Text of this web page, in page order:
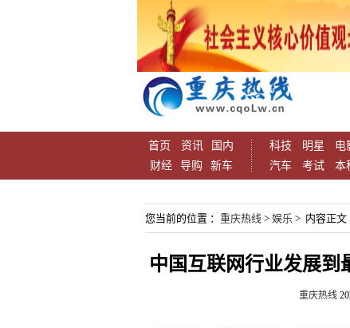
首页 资讯
国内
财经
导购 新车
科技 明星
电
汽车
考试 本
您当前的位置 ： 重庆热线 > 娱乐 > 内容正文
中国互联网行业发展到
重庆热线